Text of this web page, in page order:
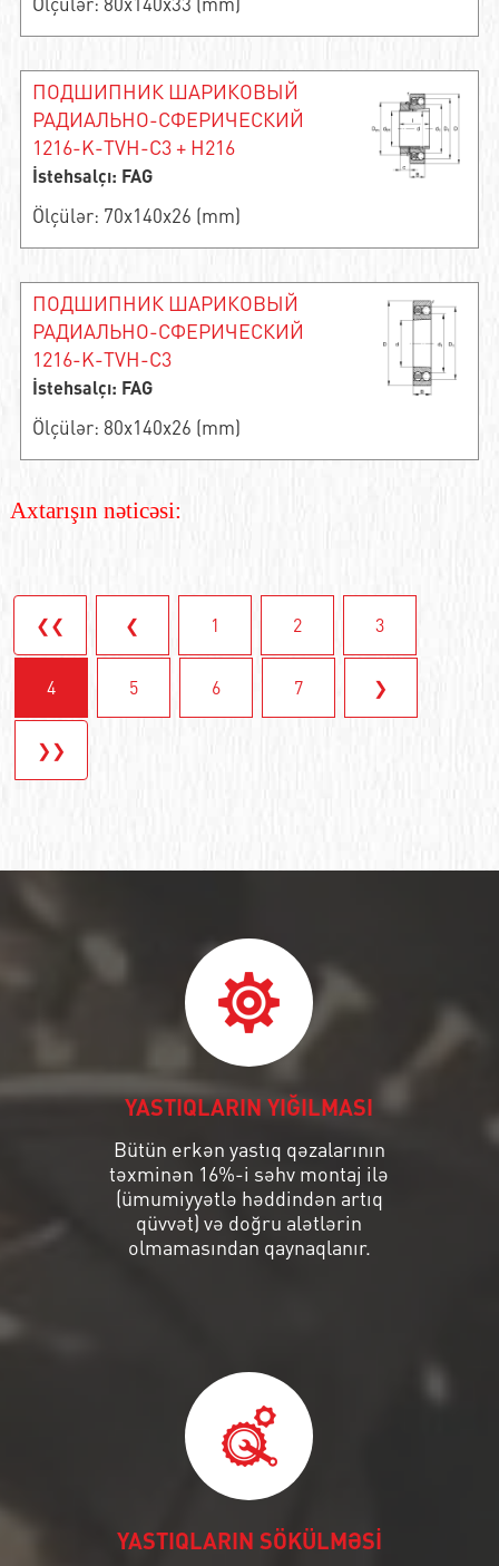
ПОДШИПНИК ШАРИКОВЫЙ
РАДИАЛЬНО-СФЕРИЧЕСКИЙ
1216-K-TVH-C3 + H216
İstehsalçı: FAG
Ölçülər: 70x140x26 (mm)
ПОДШИПНИК ШАРИКОВЫЙ
РАДИАЛЬНО-СФЕРИЧЕСКИЙ
1216-K-TVH-C3
İstehsalçı: FAG
Ölçülər: 80x140x26 (mm)
Axtarışın nəticəsi:
❮❮ ❮ 1 2 3
4 5 6 7 ❯
❯❯
YASTIQLARIN YIĞILMASI
Bütün erkən yastıq qəzalarının
təxminən 16%-i səhv montaj ilə
(ümumiyyətlə həddindən artıq
qüvvət) və doğru alətlərin
olmamasından qaynaqlanır.
YASTIQLARIN SÖKÜLMƏSİ